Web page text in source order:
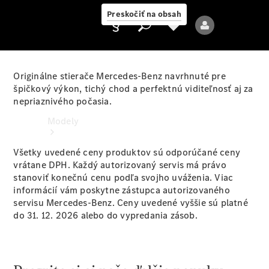
Preskočiť na obsah
Poskytovateľ
Všetky modely
Elektrické modely
Originálne stierače Mercedes-Benz navrhnuté pre
špičkový výkon, tichý chod a perfektnú viditeľnosť aj za
nepriaznivého počasia.
Všetky uvedené ceny produktov sú odporúčané ceny
vrátane DPH. Každý autorizovaný servis má právo
stanoviť konečnú cenu podľa svojho uváženia. Viac
informácií vám poskytne zástupca autorizovaného
servisu Mercedes-Benz. Ceny uvedené vyššie sú platné
do 31. 12. 2026 alebo do vypredania zásob.